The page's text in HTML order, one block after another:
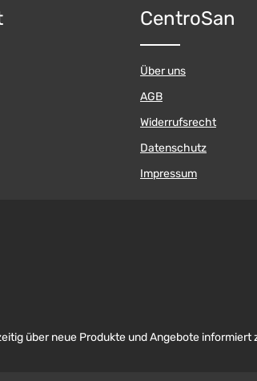
CentroSan
Über uns
AGB
Widerrufsrecht
Datenschutz
Impressum
über neue Produkte und Angebote informiert